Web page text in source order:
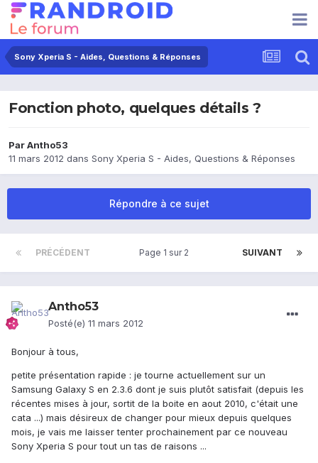
Sony Xperia S - Aides, Questions & Réponses
Fonction photo, quelques détails ?
ParAntho53
11 mars 2012 dans Sony Xperia S - Aides, Questions & Réponses
Répondre à ce sujet
PRÉCÉDENT SUIVANT
Page 1 sur 2
Antho53
Posté(e) 11 mars 2012
Bonjour à tous,
petite présentation rapide : je tourne actuellement sur un
Samsung Galaxy S en 2.3.6 dont je suis plutôt satisfait (depuis les
récentes mises à jour, sortit de la boite en aout 2010, c'était une
cata ...) mais désireux de changer pour mieux depuis quelques
mois, je vais me laisser tenter prochainement par ce nouveau
Sony Xperia S pour tout un tas de raisons ...